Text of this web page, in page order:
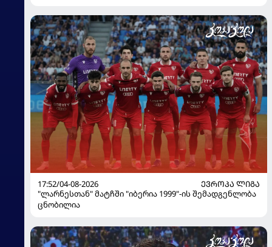
17:52/04-08-2026
ᲔᲕᲠᲝᲞᲐ ᲚᲘᲒᲐ
"ლარნესთან" მატჩში "იბერია 1999"-ის შემადგენლობა
ცნობილია